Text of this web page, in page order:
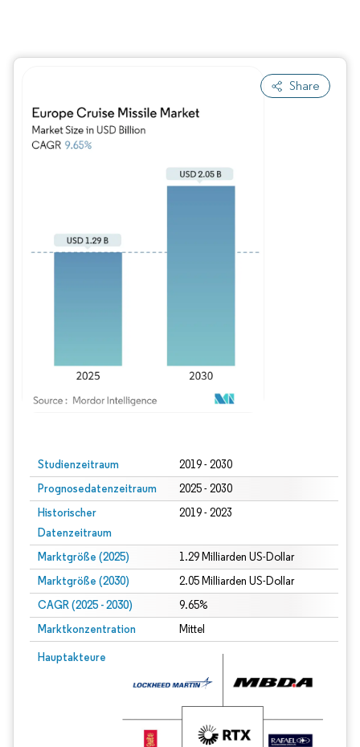
Share
Studienzeitraum 2019 - 2030
Prognosedatenzeitraum 2025 - 2030
Historischer
Datenzeitraum
2019 - 2023
Marktgröße (2025) 1.29 Milliarden US-Dollar
Marktgröße (2030) 2.05 Milliarden US-Dollar
CAGR (2025 - 2030) 9.65%
Marktkonzentration Mittel
Hauptakteure